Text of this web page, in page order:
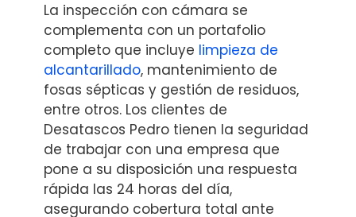
La inspección con cámara se
complementa con un portafolio
completo que incluye limpieza de
alcantarillado, mantenimiento de
fosas sépticas y gestión de residuos,
entre otros. Los clientes de
Desatascos Pedro tienen la seguridad
de trabajar con una empresa que
pone a su disposición una respuesta
rápida las 24 horas del día,
asegurando cobertura total ante